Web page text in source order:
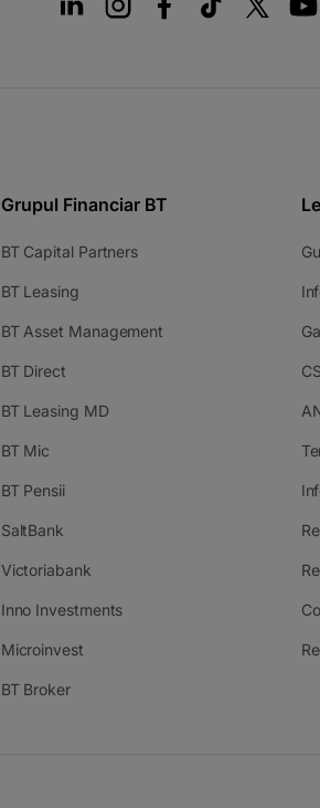
Grupul Financiar BT
BT Capital Partners
BT Leasing
BT Asset Management
BT Direct
BT Leasing MD
BT Mic
BT Pensii
SaltBank
Victoriabank
Inno Investments
Microinvest
BT Broker